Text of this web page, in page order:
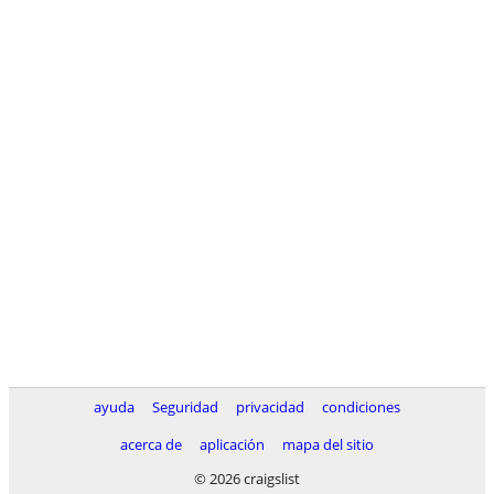
ayuda Seguridad privacidad
condiciones
acerca de
aplicación
mapa del sitio
© 2026 craigslist